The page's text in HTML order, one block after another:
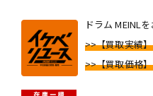
ドラム MEINL
>>【買取実績
>>【買取価格